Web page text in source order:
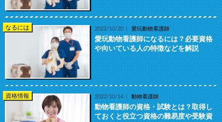
なるには 2022/10/20 愛玩動物看護師
愛玩動物看護師になるには？必要資格
や向いている人の特徴などを解説
資格情報 2022/10/14 動物看護師
動物看護師の資格・試験とは？取得し
ておくと役立つ資格の難易度や受験資